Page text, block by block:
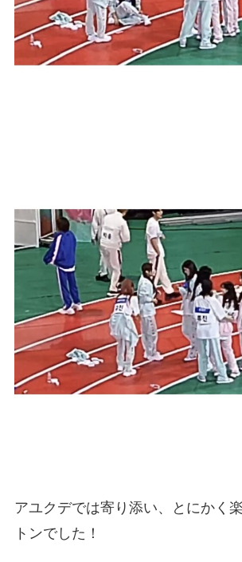
アユクデでは寄り添い、とにかく
トンでした！